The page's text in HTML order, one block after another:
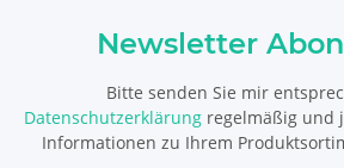
Newsletter
Bitte senden Sie mir
Datenschutzerklärung regelmäßig und
Informationen zu Ihrem